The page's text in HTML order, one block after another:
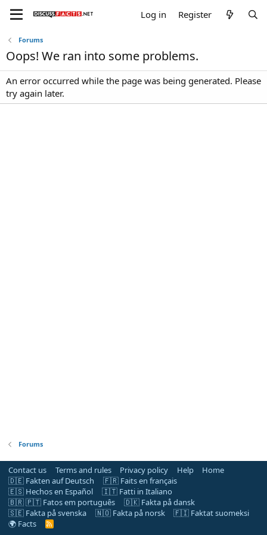
Log in Register
Forums
Oops! We ran into some problems.
An error occurred while the page was being generated. Please
try again later.
Forums
Contact us Terms and rules Privacy policy Help
Home
🇩🇪 Fakten auf Deutsch
🇫🇷 Faits en français
🇪🇸 Hechos en Español
🇮🇹 Fatti in Italiano
🇧🇷 🇵🇹 Fatos em português
🇩🇰 Fakta på dansk
🇸🇪 Fakta på svenska
🇳🇴 Fakta på norsk
🇫🇮 Faktat suomeksi
🌍 Facts
R